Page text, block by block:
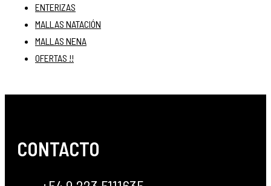
ENTERIZAS
MALLAS NATACIÓN
MALLAS NENA
OFERTAS !!
CONTACTO